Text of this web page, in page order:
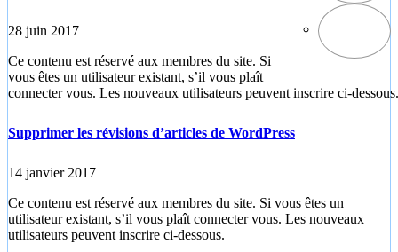
28 juin 2017
Ce contenu est réservé aux membres du site. Si
vous êtes un utilisateur existant, s’il vous plaît
connecter vous. Les nouveaux utilisateurs peuvent inscrire ci-dessous.
Supprimer les révisions d’articles de WordPress
14 janvier 2017
Ce contenu est réservé aux membres du site. Si vous êtes un
utilisateur existant, s’il vous plaît connecter vous. Les nouveaux
utilisateurs peuvent inscrire ci-dessous.